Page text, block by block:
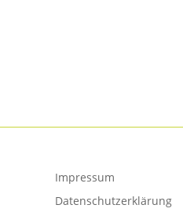
Impressum
Datenschutzerklärung